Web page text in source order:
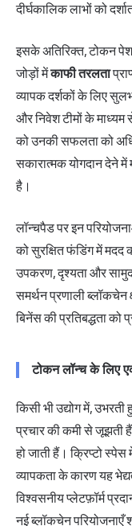
दीर्घकालिक लाभों को
इसके अतिरिक्त, टोकन
जोड़ों मेंकाफी तरलता
व्यापक दर्शकों के लिए
और निवेश टीमों के माध्यम
को उनकी सफलता को
सकारात्मक योगदान देने
है।
लॉन्चपैड पर इन
को सुरक्षित फंडिंग में
उपकरण, दृश्यता और
समर्थन प्रणाली ब्लॉकचेन
बिनेंस की प्रतिबद्धता को
टोकन लॉन्च के लिए
किसी भी उद्योग में,
प्रचार की कमी से जूझती
हो जाती हैं। क्रिप्टो स्पेस
व्यापकता के कारण यह
विश्वसनीय प्लेटफ़ॉर्म
नई ब्लॉकचेन